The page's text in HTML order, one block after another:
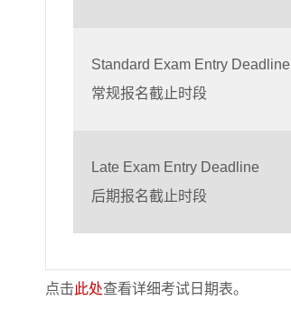
Standard Exam Entry Deadline
常规报名截止时段
Late Exam Entry Deadline
后期报名截止时段
点击此处查看详细考试日期表。